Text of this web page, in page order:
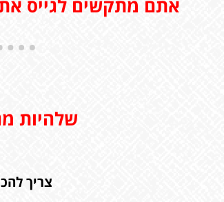
אתם מתקשים לגייס
שלהיות
צריך